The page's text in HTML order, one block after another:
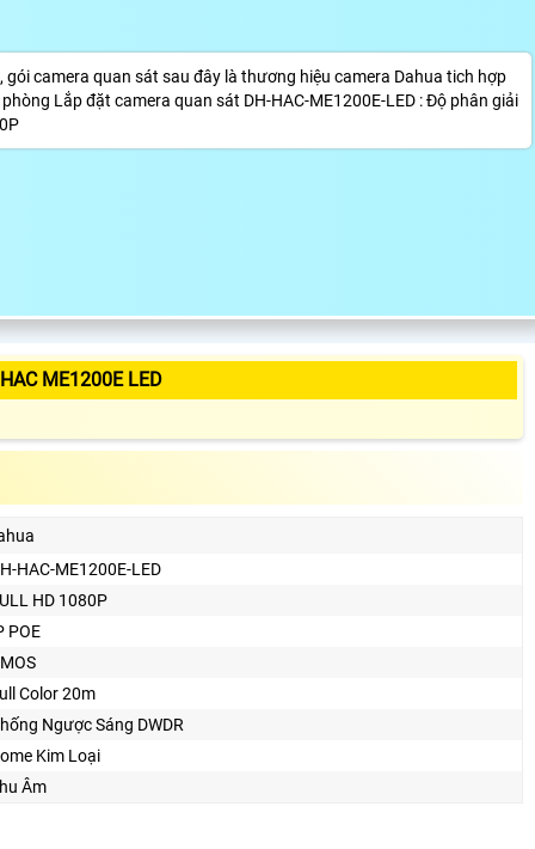
camera quan sát sau đây là thương hiệu camera Dahua tich hợp
Lắp đặt camera quan sát DH-HAC-ME1200E-LED : Độ phân giải
ME1200E LED
HAC-ME1200E-LED
HD 1080P
POE
Color 20m
Ngược Sáng DWDR
Kim Loại
Âm